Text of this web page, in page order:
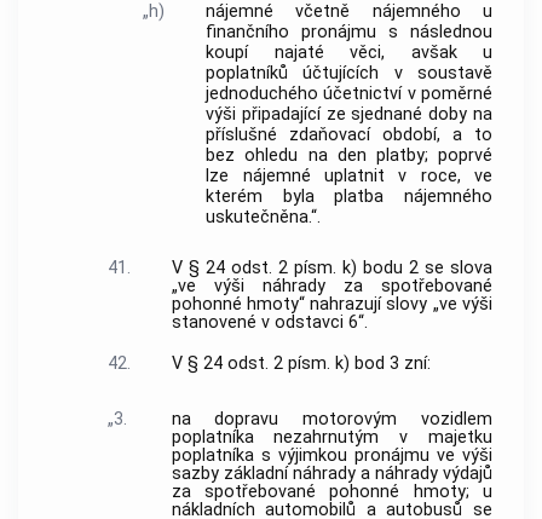
„h)
nájemné včetně nájemného u
finančního pronájmu s následnou
koupí najaté věci, avšak u
poplatníků účtujících v soustavě
jednoduchého účetnictví v poměrné
výši připadající ze sjednané doby na
příslušné zdaňovací období, a to
bez ohledu na den platby; poprvé
lze nájemné uplatnit v roce, ve
kterém byla platba nájemného
uskutečněna.“.
41.
V § 24 odst. 2 písm. k) bodu 2 se slova
„ve výši náhrady za spotřebované
pohonné hmoty“ nahrazují slovy „ve výši
stanovené v odstavci 6“.
42.
V § 24 odst. 2 písm. k) bod 3 zní:
„3.
na dopravu motorovým vozidlem
poplatníka nezahrnutým v majetku
poplatníka s výjimkou pronájmu ve výši
sazby základní náhrady a náhrady výdajů
za spotřebované pohonné hmoty; u
nákladních automobilů a autobusů se